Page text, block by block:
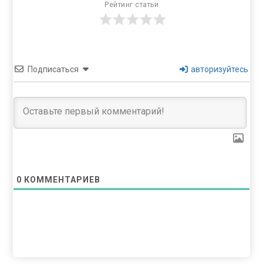
Рейтинг статьи
Подписаться авторизуйтесь
0 КОММЕНТАРИЕВ